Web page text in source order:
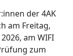
der 4AK
am Freitag,
am WIFI
zum